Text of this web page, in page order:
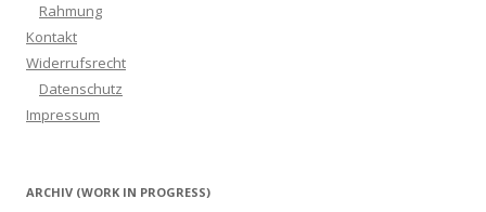
Rahmung
Kontakt
Widerrufsrecht
Datenschutz
Impressum
ARCHIV (WORK IN PROGRESS)